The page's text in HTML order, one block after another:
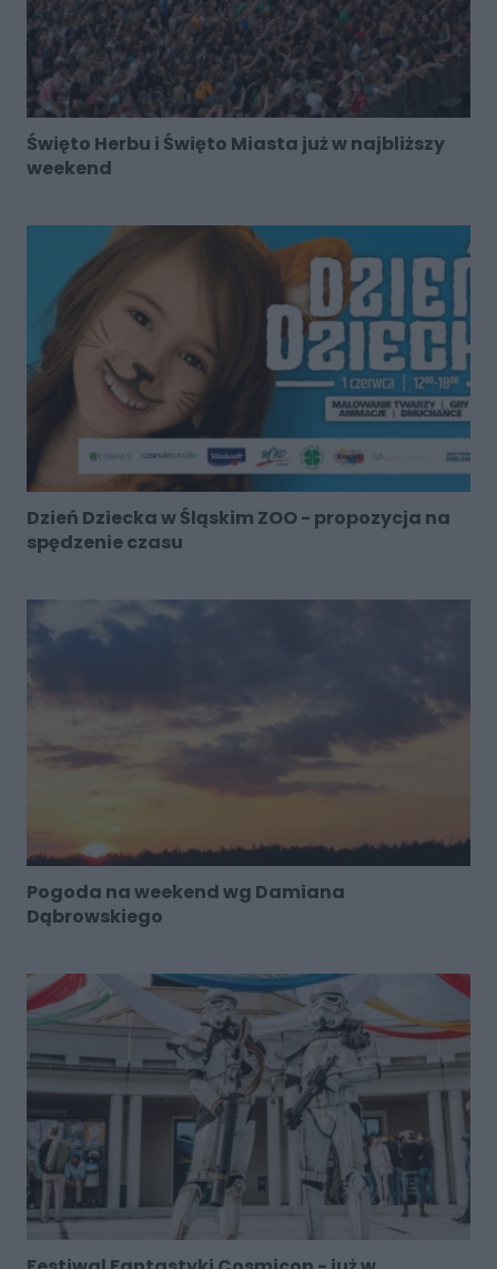
Święto Herbu i Święto Miasta już w najbliższy
weekend
Dzień Dziecka w Śląskim ZOO - propozycja na
spędzenie czasu
Pogoda na weekend wg Damiana
Dąbrowskiego